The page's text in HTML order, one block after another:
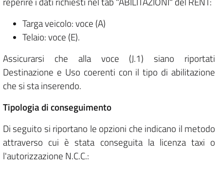
Targa veicolo: voce (A)
Telaio: voce (E).
Assicurarsi che alla voce (J.1) siano riportati
Destinazione e Uso coerenti con il tipo di abilitazione
che si sta inserendo.
Tipologia di conseguimento
Di seguito si riportano le opzioni che indicano il metodo
attraverso cui è stata conseguita la licenza taxi o
l'autorizzazione N.C.C.: